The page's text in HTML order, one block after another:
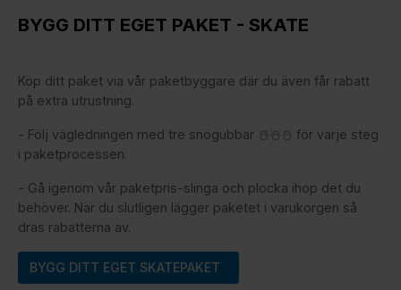
BYGG DITT EGET PAKET - SKATE
Köp ditt paket via vår paketbyggare där du även får rabatt
på extra utrustning.
- Följ vägledningen med tre snögubbar ☃️☃️☃️ för varje steg
i paketprocessen.
- Gå igenom vår paketpris-slinga och plocka ihop det du
behöver. När du slutligen lägger paketet i varukorgen så
dras rabatterna av.
BYGG DITT EGET SKATEPAKET